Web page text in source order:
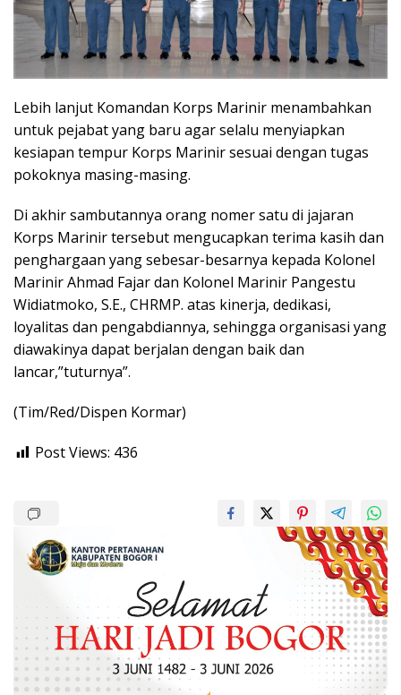
Lebih lanjut Komandan Korps Marinir menambahkan
untuk pejabat yang baru agar selalu menyiapkan
kesiapan tempur Korps Marinir sesuai dengan tugas
pokoknya masing-masing.
Di akhir sambutannya orang nomer satu di jajaran
Korps Marinir tersebut mengucapkan terima kasih dan
penghargaan yang sebesar-besarnya kepada Kolonel
Marinir Ahmad Fajar dan Kolonel Marinir Pangestu
Widiatmoko, S.E., CHRMP. atas kinerja, dedikasi,
loyalitas dan pengabdiannya, sehingga organisasi yang
diawakinya dapat berjalan dengan baik dan
lancar,”tuturnya”.
(Tim/Red/Dispen Kormar)
Post Views: 436